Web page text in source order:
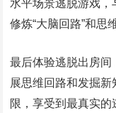
水平场景逃脱游戏
修炼“大脑回路”和思
最后体验逃脱出房
展思维回路和发掘
限，享受到最真实